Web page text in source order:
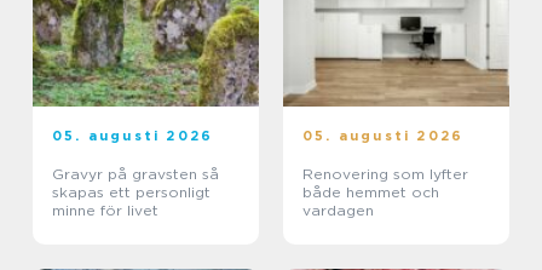
05. augusti 2026
Gravyr på gravsten så
skapas ett personligt
minne för livet
05. augusti 2026
Renovering som lyfter
både hemmet och
vardagen